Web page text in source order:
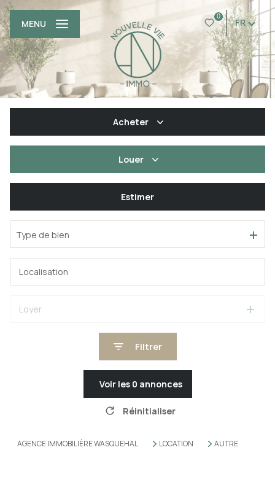
0
FR
MENU
Acheter
Du neuf
Louer
Estimer
Type de bien
Loyer
Filtrer
Voir les 0 annonces
Réinitialiser
AGENCE IMMOBILIÈRE WASQUEHAL LOCATION AUTRE